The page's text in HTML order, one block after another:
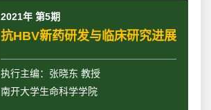
2021年 第5期
抗HBV新药研发与临床研究进展
执行主编：张晓东 教授
南开大学生命科学学院